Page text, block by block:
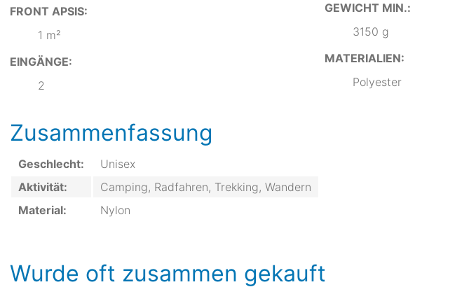
FRONT APSIS:
1 m²
EINGÄNGE:
2
GEWICHT MIN.:
3150 g
MATERIALIEN:
Polyester
Zusammenfassung
Geschlecht:
Unisex
Aktivität:
Camping, Radfahren, Trekking, Wandern
Material:
Nylon
Wurde oft zusammen gekauft